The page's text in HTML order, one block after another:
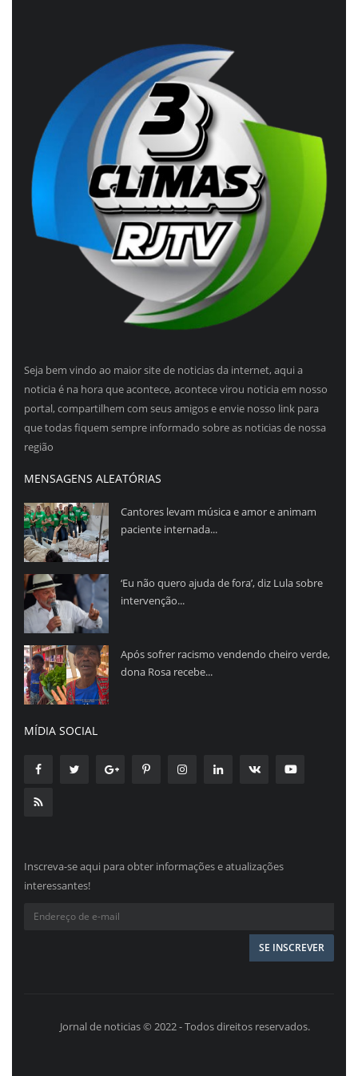
Seja bem vindo ao maior site de noticias da internet, aqui a
noticia é na hora que acontece, acontece virou noticia em nosso
portal, compartilhem com seus amigos e envie nosso link para
que todas fiquem sempre informado sobre as noticias de nossa
região
MENSAGENS ALEATÓRIAS
Cantores levam música e amor e animam
paciente internada...
‘Eu não quero ajuda de fora’, diz Lula sobre
intervenção...
Após sofrer racismo vendendo cheiro verde,
dona Rosa recebe...
MÍDIA SOCIAL
Inscreva-se aqui para obter informações e atualizações
interessantes!
Jornal de noticias © 2022 - Todos direitos reservados.